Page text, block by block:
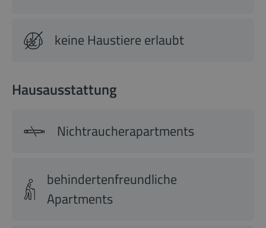
keine Haustiere erlaubt
Hausausstattung
Nichtraucherapartments
behindertenfreundliche
Apartments